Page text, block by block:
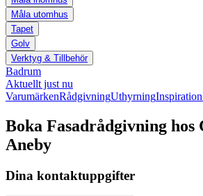
Måla utomhus
Tapet
Golv
Verktyg & Tillbehör
Badrum
Aktuellt just nu
VarumärkenRådgivningUthyrningInspiration
Boka Fasadrådgivning hos
Aneby
Dina kontaktuppgifter